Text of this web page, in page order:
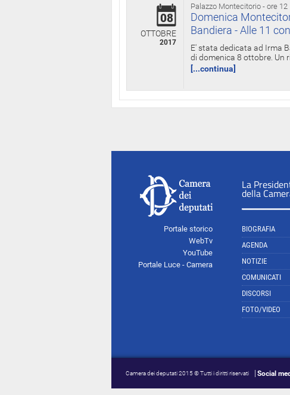
Palazzo Montecitorio - ore 12
08
OTTOBRE
2017
Domenica
Bandiera - Alle 11
E' stata dedicata ad Irma
di domenica 8 ottobre. Un
[...continua]
Portale storico
WebTv
YouTube
Portale Luce - Camera
La
della
BIOGRAFIA
AGENDA
NOTIZIE
COMUNICATI
DISCORSI
FOTO/VIDEO
Camera dei deputati 2015 © Tutti i diritti riservati Social